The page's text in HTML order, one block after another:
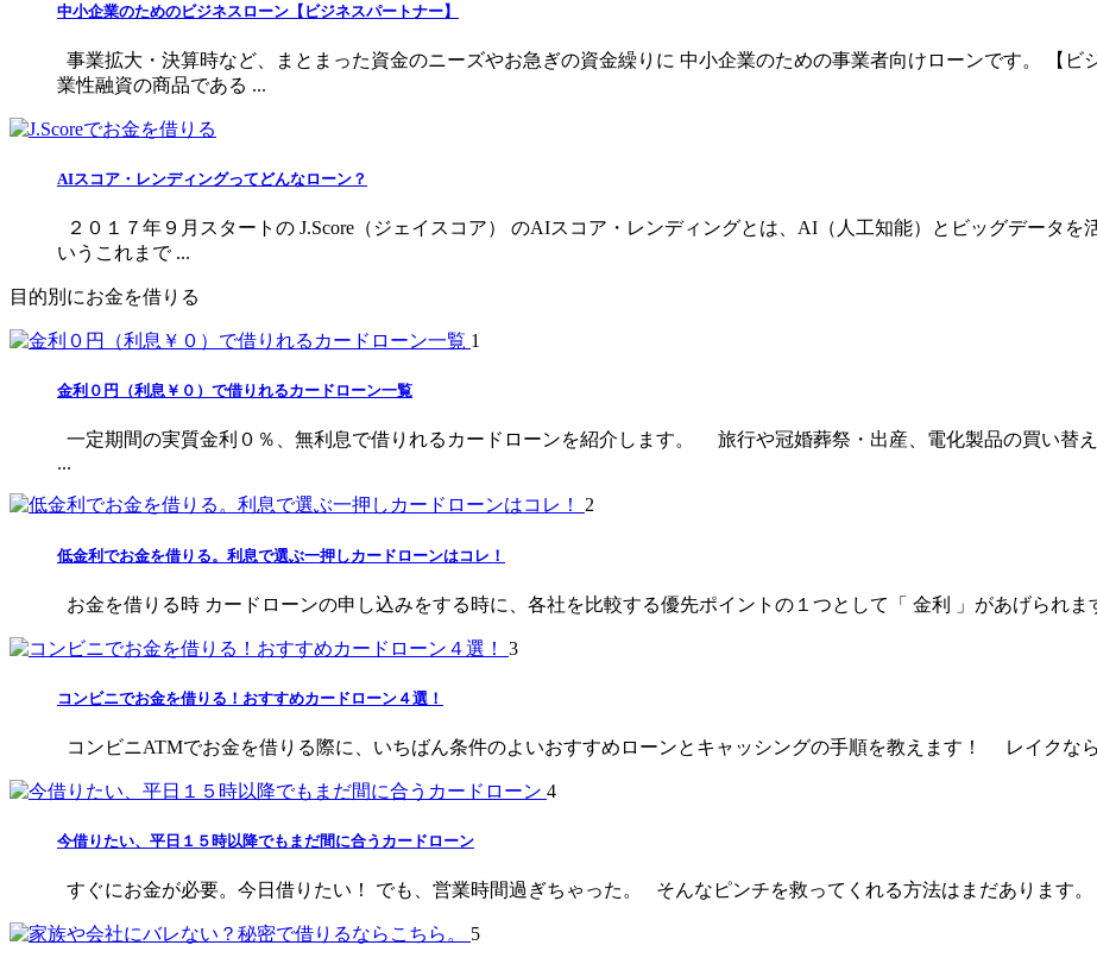
中小企業のためのビジネスローン【ビジネスパートナー】
事業拡大・決算時など、まとまった資金のニーズやお急ぎの資金繰りに 中小企業のための事業者向けローンです。 【
業性融資の商品である ...
AIスコア・レンディングってどんなローン？
２０１７年９月スタートの J.Score（ジェイスコア） のAIスコア・レンディングとは、AI（人工知能）とビッグデータ
いうこれまで ...
目的別にお金を借りる
1
金利０円（利息￥０）で借りれるカードローン一覧
一定期間の実質金利０％、無利息で借りれるカードローンを紹介します。 旅行や冠婚葬祭・出産、電化製品の買い替
...
2
低金利でお金を借りる。利息で選ぶ一押しカードローンはコレ！
お金を借りる時 カードローンの申し込みをする時に、各社を比較する優先ポイントの１つとして「 金利 」があげられ
3
コンビニでお金を借りる！おすすめカードローン４選！
コンビニATMでお金を借りる際に、いちばん条件のよいおすすめローンとキャッシングの手順を教えます！ レイクな
4
今借りたい、平日１５時以降でもまだ間に合うカードローン
すぐにお金が必要。今日借りたい！ でも、営業時間過ぎちゃった。 そんなピンチを救ってくれる方法はまだあります
5